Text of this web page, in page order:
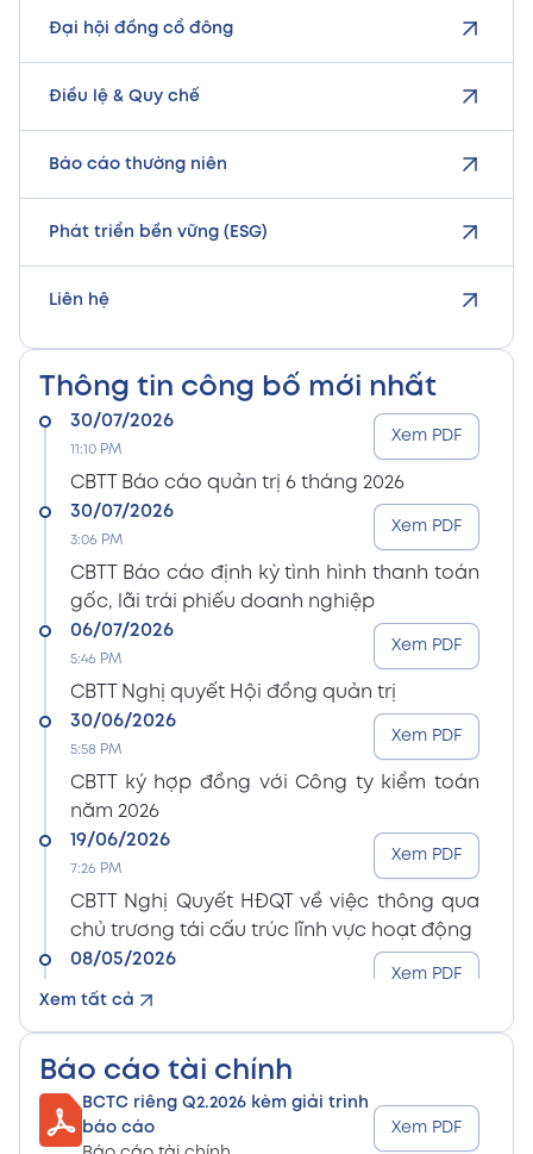
Đại hội đồng cổ đông
Điều lệ & Quy chế
Báo cáo thường niên
Phát triển bền vững (ESG)
Liên hệ
Thông tin công bố mới nhất
Xem tất cả
30/07/2026
11:10 PM
CBTT Báo cáo quản trị 6 tháng 2026
Xem PDF
30/07/2026
3:06 PM
CBTT Báo cáo định kỳ tình hình thanh toán
gốc, lãi trái phiếu doanh nghiệp
Xem PDF
06/07/2026
5:46 PM
CBTT Nghị quyết Hội đồng quản trị
Xem PDF
30/06/2026
5:58 PM
CBTT ký hợp đồng với Công ty kiểm toán
năm 2026
Xem PDF
19/06/2026
7:26 PM
CBTT Nghị Quyết HĐQT về việc thông qua
chủ trương tái cấu trúc lĩnh vực hoạt động
Xem PDF
08/05/2026
8:15 PM
Xem PDF
8:15 PM
CBTT Điều lệ Công ty sửa đổi bổ sung (Vn)
08/05/2026
Báo cáo tài chính
BCTC riêng Q2.2026 kèm giải trình
báo cáo
Xem PDF